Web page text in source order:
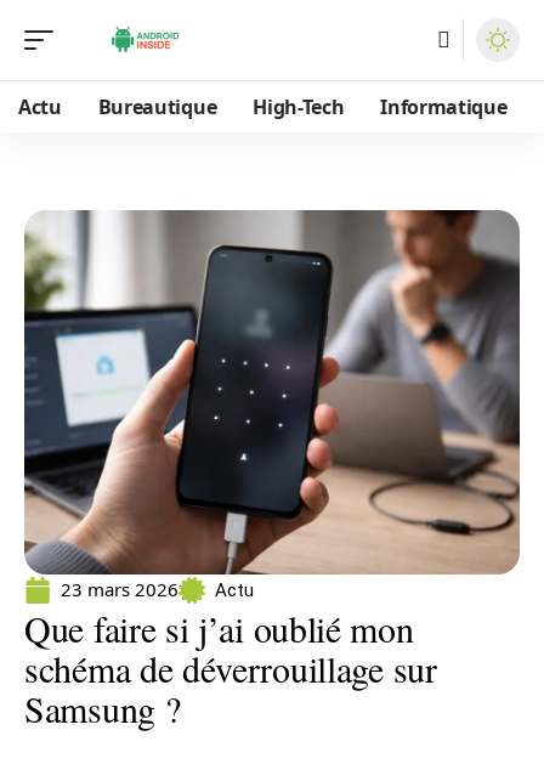
Actu Bureautique High-Tech Informatique
23 mars 2026 Actu
Que faire si j’ai oublié mon
schéma de déverrouillage sur
Samsung ?